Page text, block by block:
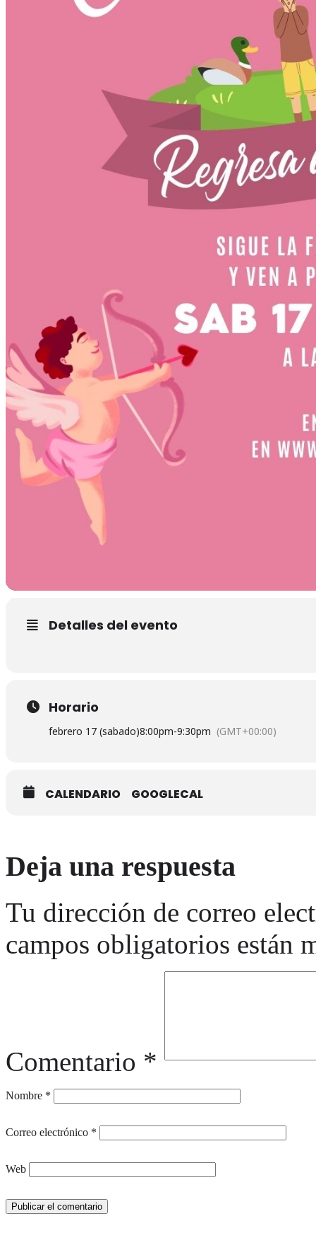
Detalles del evento
Horario
febrero 17 (sabado)8:00pm-9:30pm (GMT+00:00)
CALENDARIO GOOGLECAL
Deja una respuesta
Tu dirección de correo
campos obligatorios están
Comentario *
Nombre *
Correo electrónico *
Web